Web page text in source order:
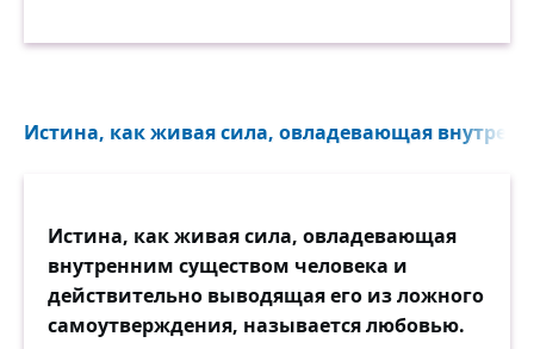
Истина, как живая сила, овладевающая
Истина, как живая сила, овладевающая
внутренним существом человека и
действительно выводящая его из ложного
самоутверждения, называется любовью.